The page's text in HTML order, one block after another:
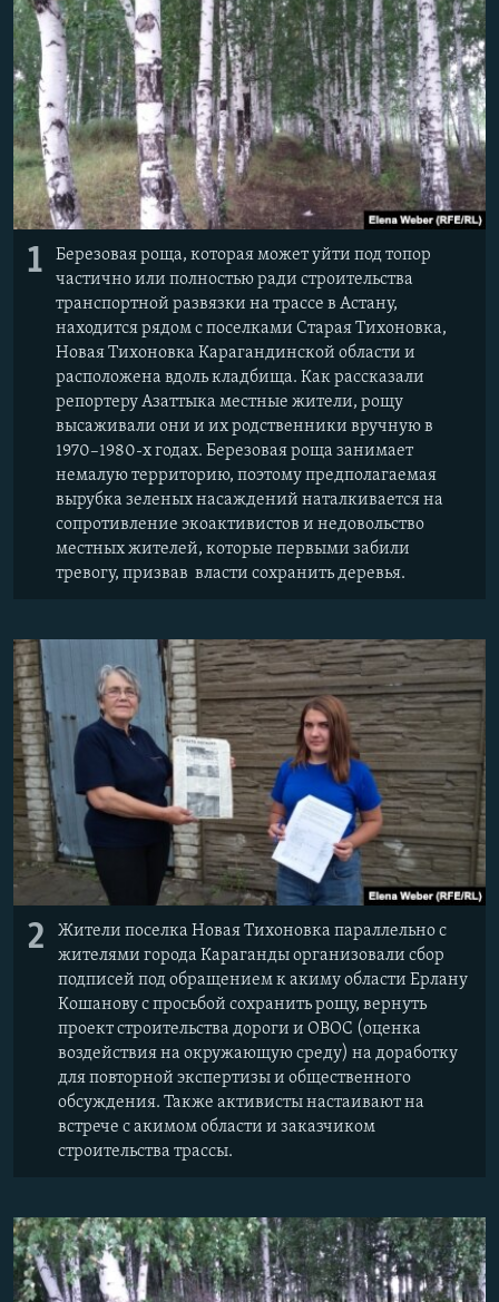
1
Березовая роща, которая может уйти под топор
частично или полностью ради строительства
транспортной развязки на трассе в Астану,
находится рядом с поселками Старая Тихоновка,
Новая Тихоновка Карагандинской области и
расположена вдоль кладбища. Как рассказали
репортеру Азаттыка местные жители, рощу
высаживали они и их родственники вручную в
1970–1980-х годах. Березовая роща занимает
немалую территорию, поэтому предполагаемая
вырубка зеленых насаждений наталкивается на
сопротивление экоактивистов и недовольство
местных жителей, которые первыми забили
тревогу, призвав власти сохранить деревья.
2
Жители поселка Новая Тихоновка параллельно с
жителями города Караганды организовали сбор
подписей под обращением к акиму области Ерлану
Кошанову с просьбой сохранить рощу, вернуть
проект строительства дороги и ОВОС (оценка
воздействия на окружающую среду) на доработку
для повторной экспертизы и общественного
обсуждения. Также активисты настаивают на
встрече с акимом области и заказчиком
строительства трассы.